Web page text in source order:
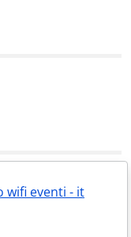
wifi eventi - it